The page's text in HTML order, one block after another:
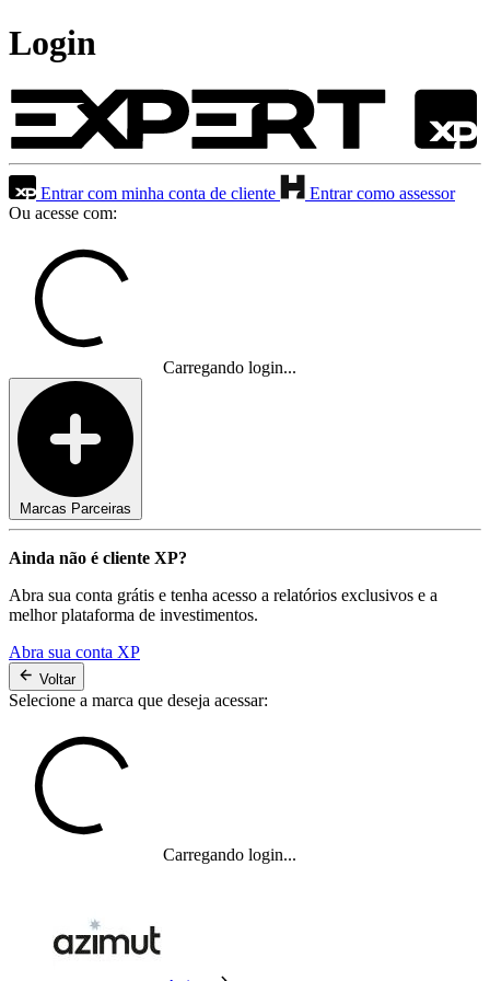
Login
Entrar com minha conta de cliente
Entrar como assessor
Ou acesse com:
Carregando login...
Marcas Parceiras
Ainda não é cliente XP?
Abra sua conta grátis e tenha acesso a relatórios exclusivos e a
melhor plataforma de investimentos.
Abra sua conta XP
Voltar
Selecione a marca que deseja acessar:
Carregando login...